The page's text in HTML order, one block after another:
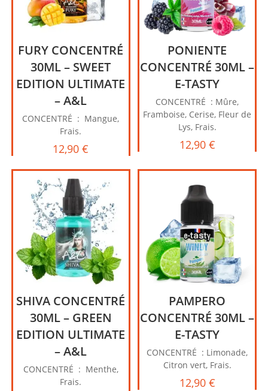
FURY CONCENTRÉ
30ML – SWEET
EDITION ULTIMATE
– A&L
CONCENTRÉ : Mangue,
Frais.
12,90€
PONIENTE
CONCENTRÉ 30ML –
E-TASTY
CONCENTRÉ : Mûre,
Framboise, Cerise, Fleur de
Lys, Frais.
12,90 €
SHIVA CONCENTRÉ
30ML – GREEN
EDITION ULTIMATE
– A&L
CONCENTRÉ : Menthe,
Frais.
PAMPERO
CONCENTRÉ 30ML –
E-TASTY
CONCENTRÉ : Limonade,
Citron vert, Frais.
12,90 €